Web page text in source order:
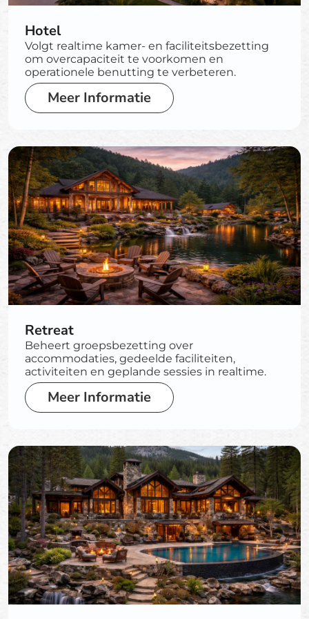
Hotel
Volgt realtime kamer- en faciliteitsbezetting
om overcapaciteit te voorkomen en
operationele benutting te verbeteren.
Meer Informatie
Retreat
Beheert groepsbezetting over
accommodaties, gedeelde faciliteiten,
activiteiten en geplande sessies in realtime.
Meer Informatie